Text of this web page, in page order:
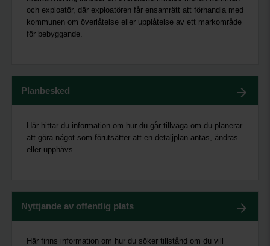
och exploatör, där exploatören får ensamrätt att förhandla med
kommunen om överlåtelse eller upplåtelse av ett markområde
för bebyggande.
Planbesked
Här hittar du information om hur du går tillväga om du planerar
att göra något som förutsätter att en detaljplan antas, ändras
eller upphävs.
Nyttjande av offentlig plats
Här finns information om hur du söker tillstånd om du vill